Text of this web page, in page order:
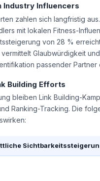
Einträge.
Industry Influencers
zahlen sich langfristig
mit lokalen Fitness-
von 28 %
passender Partner
Building Efforts
bleiben Link Building-